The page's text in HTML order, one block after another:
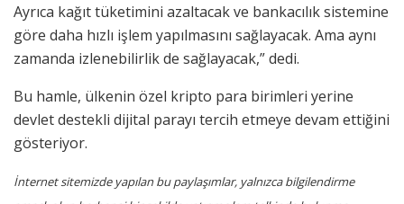
Ayrıca kağıt tüketimini azaltacak ve bankacılık sistemine
göre daha hızlı işlem yapılmasını sağlayacak. Ama aynı
zamanda izlenebilirlik de sağlayacak,” dedi.
Bu hamle, ülkenin özel kripto para birimleri yerine
devlet destekli dijital parayı tercih etmeye devam ettiğini
gösteriyor.
İnternet sitemizde yapılan bu paylaşımlar, yalnızca bilgilendirme